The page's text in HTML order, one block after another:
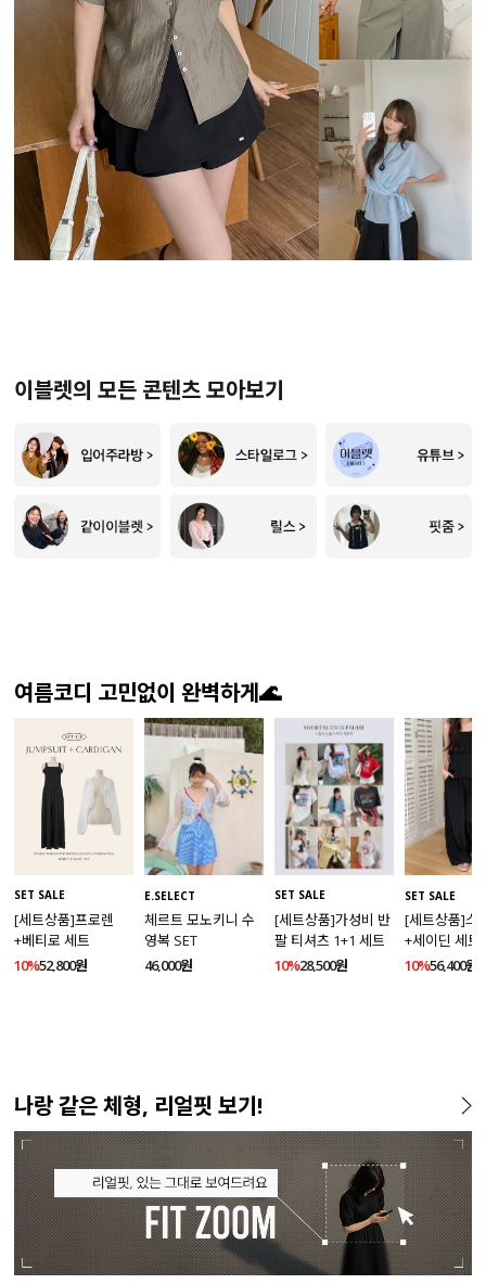
이블렛의 모든 콘텐츠 모아보기
여름코디 고민없이 완벽하게🌊
SET SALE
[세트상품]프로렌
+베티로 세트
10%52,800원
E.SELECT
체르트 모노키니 수
영복 SET
46,000원
SET SALE
[세트상품]가성비 반
팔 티셔츠 1+1 세트
10%28,500원
SET SALE
[세트상품]스
+세이딘 세트
10%56,400원
나랑 같은 체형, 리얼핏 보기!